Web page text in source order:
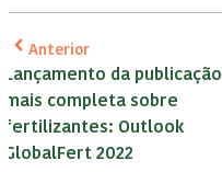
Anterior
Lançamento da publicação
mais completa sobre
fertilizantes: Outlook
GlobalFert 2022